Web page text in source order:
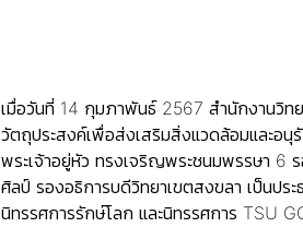
เมื่อวันที่ 14 กุมภาพันธ์ 2567 สำนักงานวิท
วัตถุประสงค์เพื่อส่งเสริมสิ่งแวดล้อมและอนุ
พระเจ้าอยู่หัว ทรงเจริญพระชนมพรรษา 6
ศิลป์ รองอธิการบดีวิทยาเขตสงขลา เป็นป
นิทรรศการรักษ์โลก และนิทรรศการ TSU